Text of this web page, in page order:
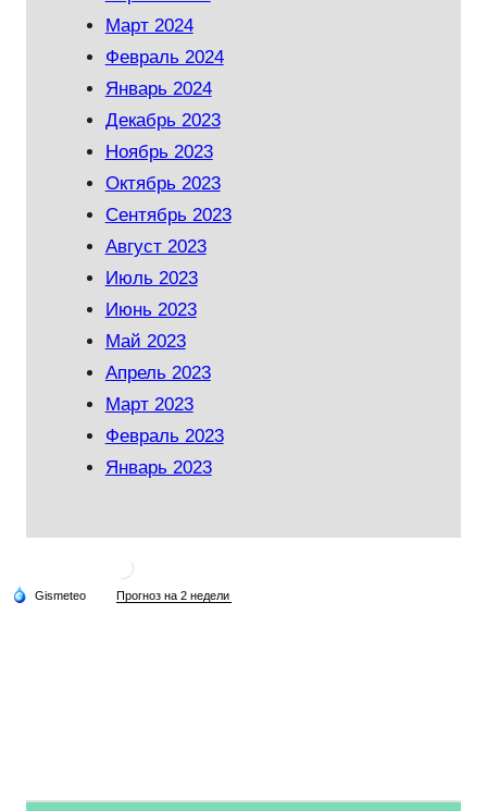
Март 2024
Февраль 2024
Январь 2024
Декабрь 2023
Ноябрь 2023
Октябрь 2023
Сентябрь 2023
Август 2023
Июль 2023
Июнь 2023
Май 2023
Апрель 2023
Март 2023
Февраль 2023
Январь 2023